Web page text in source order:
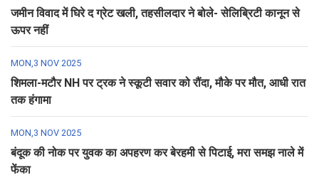
जमीन विवाद में घिरे द ग्रेट खली, तहसीलदार ने बोले- सेलिब्रिटी कानून से
ऊपर नहीं
MON,3 NOV 2025
शिमला-मटौर NH पर ट्रक ने स्कूटी सवार को रौंदा, मौके पर मौत, आधी रात
तक हंगामा
MON,3 NOV 2025
बंदूक की नोक पर युवक का अपहरण कर बेरहमी से पिटाई, मरा समझ नाले में
फेंका